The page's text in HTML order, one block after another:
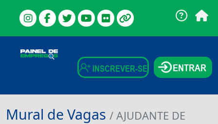
INSCREVER-SE ENTRAR
Mural de Vagas / AJUDANTE DE